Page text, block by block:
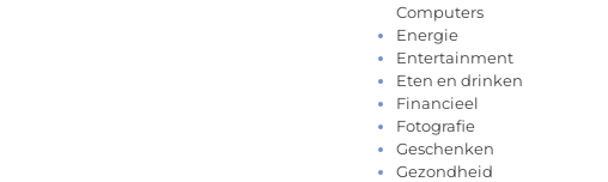
Computers
Energie
Entertainment
Eten en drinken
Financieel
Fotografie
Geschenken
Gezondheid